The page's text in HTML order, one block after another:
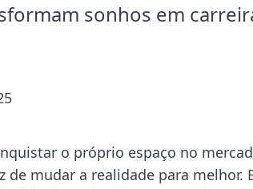
sonhos em
o próprio espaço no
mudar a realidade para melhor.